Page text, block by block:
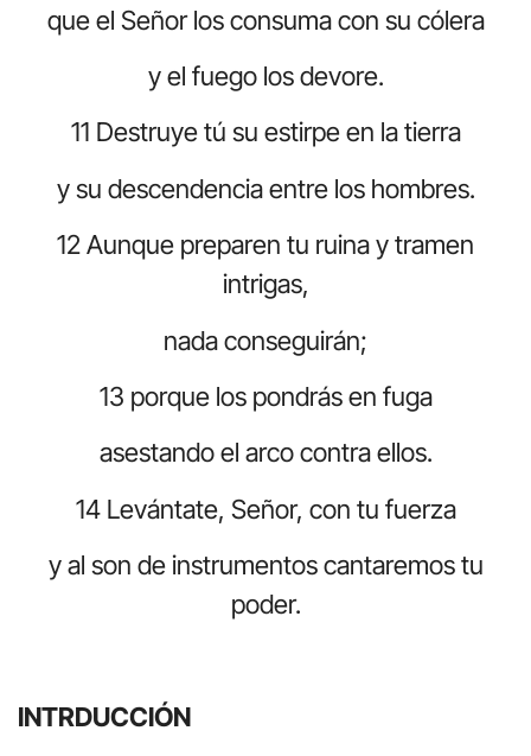
que el Señor los consuma con su cólera
y el fuego los devore.
11 Destruye tú su estirpe en la tierra
y su descendencia entre los hombres.
12 Aunque preparen tu ruina y tramen
intrigas,
nada conseguirán;
13 porque los pondrás en fuga
asestando el arco contra ellos.
14 Levántate, Señor, con tu fuerza
y al son de instrumentos cantaremos tu
poder.
INTRDUCCIÓN